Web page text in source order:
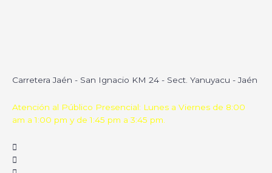
Carretera Jaén - San Ignacio KM 24 - Sect. Yanuyacu - Jaén
Atención al Público Presencial: Lunes a Viernes de 8:00
am a 1:00 pm y de 1:45 pm a 3:45 pm.